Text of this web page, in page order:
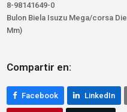
8-98141649-0
Bulon Biela Isuzu Mega/corsa
Mm)
Compartir en:
Facebook LinkedIn